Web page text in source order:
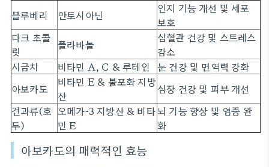
블루베리
안토시아닌
인지 기능 개선 및 세포
보호
다크 초콜
릿
플라바놀
심혈관 건강 및 스트레스
감소
시금치
비타민 A, C & 루테인 눈 건강 및 면역력 강화
아보카도
비타민 E & 불포화 지방
산
심장 건강 및 피부 개선
견과류(호
두)
오메가-3 지방산 & 비타
민 E
뇌 기능 향상 및 염증 완
화
아보카도의 매력적인 효능